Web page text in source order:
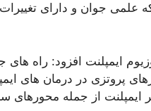
که علمی جوان و دارای
ایمپلنت افزود: راه
پروتزی در درمان های
از جمله محورهای